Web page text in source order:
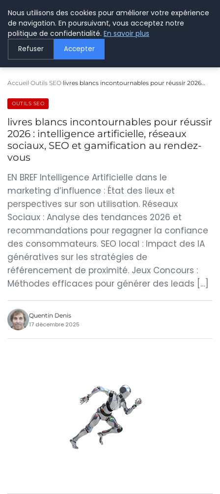
LE WEBMARKETING
Accueil Outils SEO livres blancs incontournables pour réussir 2026…
OUTILS SEO
livres blancs incontournables pour réussir
2026 : intelligence artificielle, réseaux
sociaux, SEO et gamification au rendez-
vous
EN BREF Intelligence Artificielle dans le
marketing d’influence : État des lieux et
perspectives sur son utilisation. Réseaux
Sociaux : Analyse des tendances 2026 et
recommandations pour regagner la confiance
des consommateurs. SEO local : Impact des IA
génératives sur les stratégies de
référencement de proximité. Jeux Concours :
Méthodes efficaces pour générer des leads […]
Quentin Denis
17 décembre 2025
Nous utilisons des cookies pour améliorer votre expérience
de navigation. En poursuivant, vous acceptez notre
politique de confidentialité. En savoir plus
Refuser Accepter